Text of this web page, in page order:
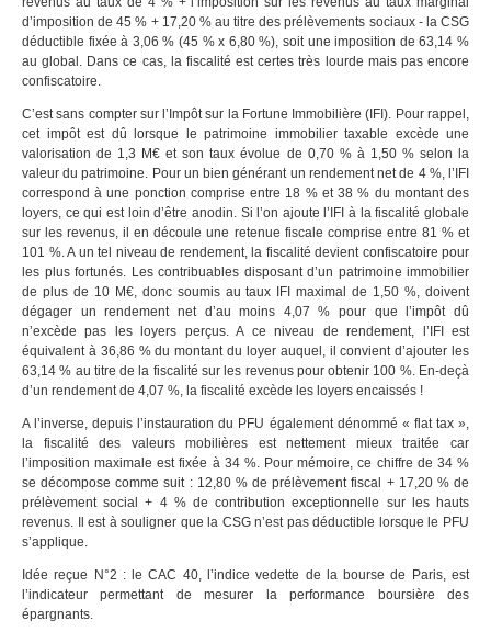
d’imposition de 45 % + 17,20 % au titre des prélèvements sociaux - la CSG
déductible fixée à 3,06 % (45 % x 6,80 %), soit une imposition de 63,14 %
au global. Dans ce cas, la fiscalité est certes très lourde mais pas encore
confiscatoire.
C’est sans compter sur l’Impôt sur la Fortune Immobilière (IFI). Pour rappel,
cet impôt est dû lorsque le patrimoine immobilier taxable excède une
valorisation de 1,3 M€ et son taux évolue de 0,70 % à 1,50 % selon la
valeur du patrimoine. Pour un bien générant un rendement net de 4 %, l’IFI
correspond à une ponction comprise entre 18 % et 38 % du montant des
loyers, ce qui est loin d’être anodin. Si l’on ajoute l’IFI à la fiscalité globale
sur les revenus, il en découle une retenue fiscale comprise entre 81 % et
101 %. A un tel niveau de rendement, la fiscalité devient confiscatoire pour
les plus fortunés. Les contribuables disposant d’un patrimoine immobilier
de plus de 10 M€, donc soumis au taux IFI maximal de 1,50 %, doivent
dégager un rendement net d’au moins 4,07 % pour que l’impôt dû
n’excède pas les loyers perçus. A ce niveau de rendement, l’IFI est
équivalent à 36,86 % du montant du loyer auquel, il convient d’ajouter les
63,14 % au titre de la fiscalité sur les revenus pour obtenir 100 %. En-deçà
d’un rendement de 4,07 %, la fiscalité excède les loyers encaissés !
A l’inverse, depuis l’instauration du PFU également dénommé « flat tax »,
la fiscalité des valeurs mobilières est nettement mieux traitée car
l’imposition maximale est fixée à 34 %. Pour mémoire, ce chiffre de 34 %
se décompose comme suit : 12,80 % de prélèvement fiscal + 17,20 % de
prélèvement social + 4 % de contribution exceptionnelle sur les hauts
revenus. Il est à souligner que la CSG n’est pas déductible lorsque le PFU
s’applique.
Idée reçue N°2 : le CAC 40, l’indice vedette de la bourse de Paris, est
l’indicateur permettant de mesurer la performance boursière des
épargnants.